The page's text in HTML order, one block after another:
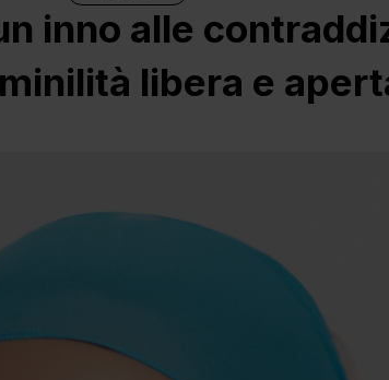
inno alle
libera e